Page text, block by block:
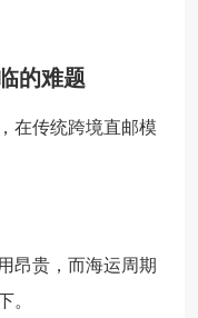
的难题
， 在传统跨境直邮模
昂贵， 而海运周期
。